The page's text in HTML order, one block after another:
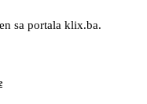
sa portala klix.ba.